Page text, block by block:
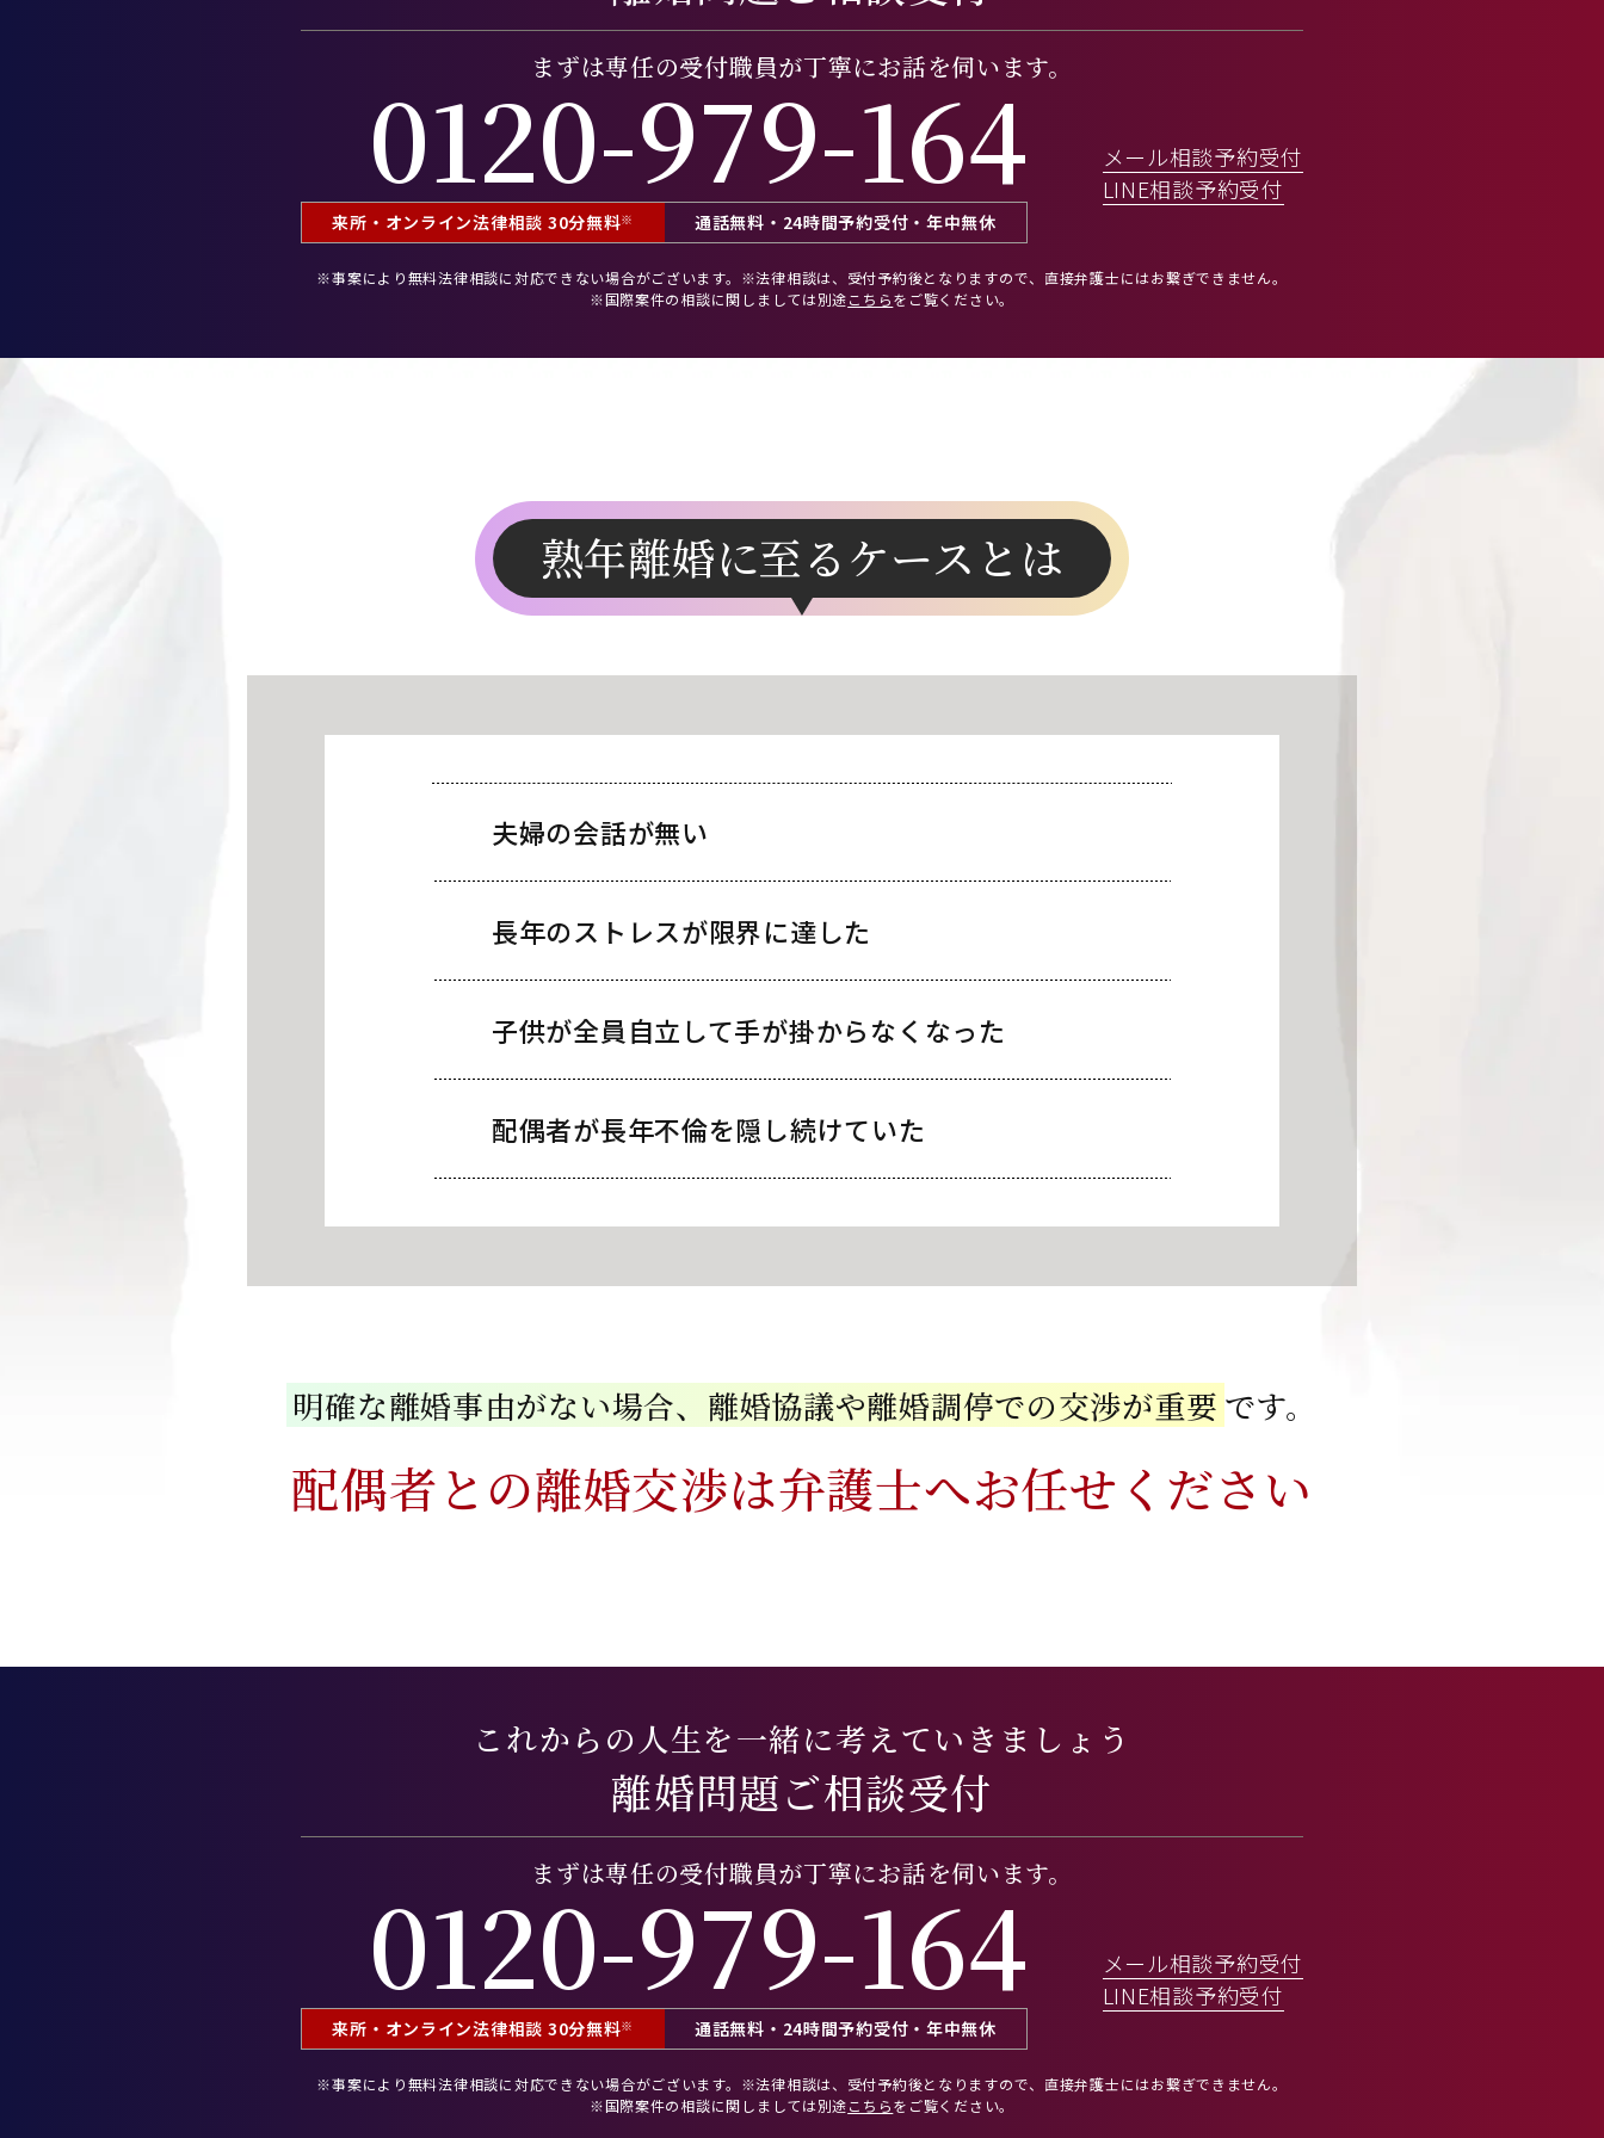
まずは専任の受付職員が丁寧にお話を伺います。
0120-979-164
来所・オンライン法律相談 30分無料※ 通話無料・24時間予約受付・年中無休
メール相談予約受付
LINE相談予約受付
※事案により無料法律相談に対応できない場合がございます。 ※法律相談は、受付予約後となりますので、 直接弁護士にはお繋ぎできません。
※国際案件の相談に関しましては別途こちらをご覧ください。
熟年離婚に至るケースとは
夫婦の会話が無い
長年のストレスが限界に達した
子供が全員自立して手が掛からなくなった
配偶者が長年不倫を隠し続けていた
明確な離婚事由がない場合、 離婚協議や離婚調停での交渉が重要 です。
配偶者との離婚交渉は弁護士へお任せください
これからの人生を一緒に考えていきましょう
離婚問題ご相談受付
まずは専任の受付職員が丁寧にお話を伺います。
0120-979-164
来所・オンライン法律相談 30分無料※ 通話無料・24時間予約受付・年中無休
メール相談予約受付
LINE相談予約受付
※事案により無料法律相談に対応できない場合がございます。 ※法律相談は、受付予約後となりますので、 直接弁護士にはお繋ぎできません。
※国際案件の相談に関しましては別途こちらをご覧ください。